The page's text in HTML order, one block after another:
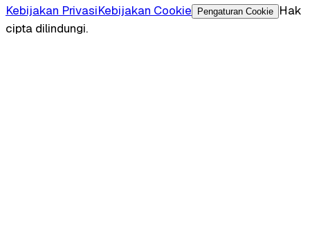
Kebijakan PrivasiKebijakan Cookie Pengaturan Cookie
Hak
cipta dilindungi.